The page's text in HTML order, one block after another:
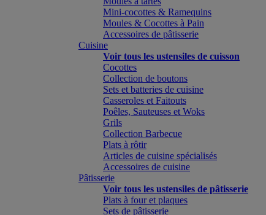
Mini-cocottes & Ramequins
Moules & Cocottes à Pain
Accessoires de pâtisserie
Cuisine
Voir tous les ustensiles de cuisson
Cocottes
Collection de boutons
Sets et batteries de cuisine
Casseroles et Faitouts
Poêles, Sauteuses et Woks
Grils
Collection Barbecue
Plats à rôtir
Articles de cuisine spécialisés
Accessoires de cuisine
Pâtisserie
Voir tous les ustensiles de pâtisserie
Plats à four et plaques
Sets de pâtisserie